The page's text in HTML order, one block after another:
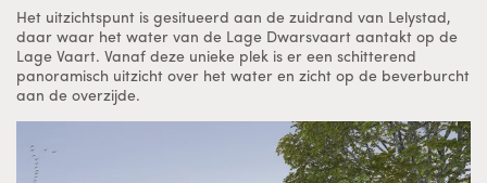
Het uitzichtspunt is gesitueerd aan de zuidrand van Lelystad,
daar waar het water van de Lage Dwarsvaart aantakt op de
Lage Vaart. Vanaf deze unieke plek is er een schitterend
panoramisch uitzicht over het water en zicht op de beverburcht
aan de overzijde.